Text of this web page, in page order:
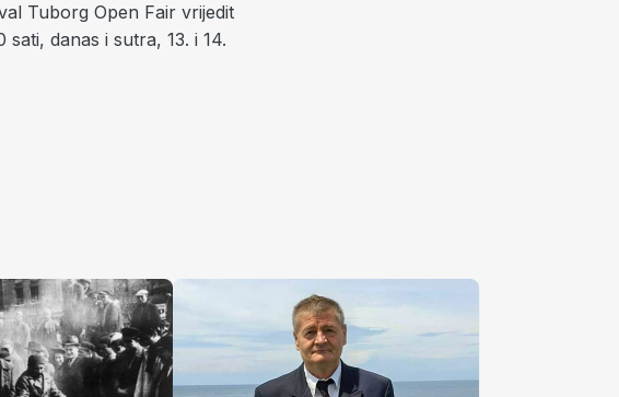
Tuborg Open Fair vrijedit
danas i sutra, 13. i 14.